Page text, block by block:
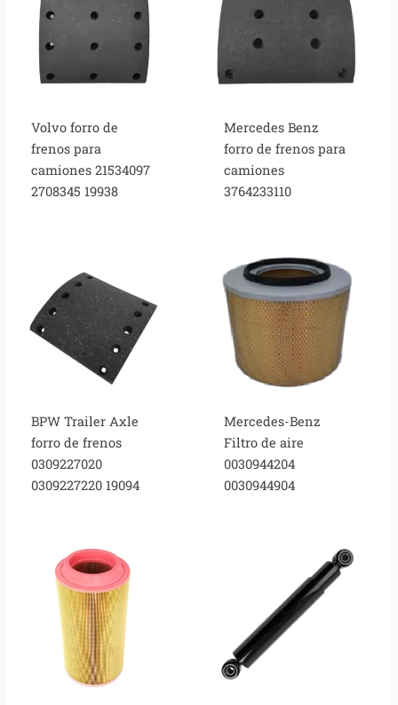
Volvo forro de
frenos para
camiones 21534097
2708345 19938
Mercedes Benz
forro de frenos para
camiones
3764233110
BPW Trailer Axle
forro de frenos
0309227020
0309227220 19094
Mercedes-Benz
Filtro de aire
0030944204
0030944904